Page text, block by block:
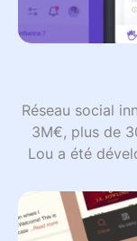
Réseau social
3M€, plus de
Lou a été